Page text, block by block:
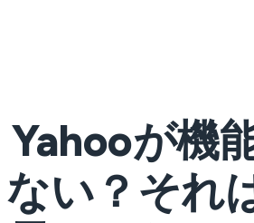
Yahooが機
ない？それ